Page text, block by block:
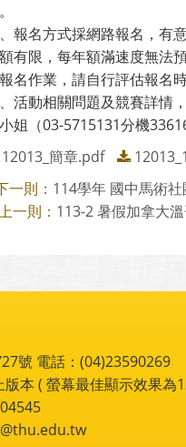
報名方式採網路報名，有
有限，每年額滿速度無法
名作業，請自行評估報名
活動相關問題及競賽詳情
姐（03-5715131分機
12013_簡章.pdf
一則： 114學年 國中馬術
一則： 113-2 暑假加拿大
號 電話：(04)23590269
本 ( 螢幕最佳顯示效果為